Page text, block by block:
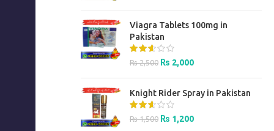
₨ 2,500.₨ 2,000.
Viagra Tablets 100mg in
Pakistan
₨2,500 Original
₨ 2,500.
₨ 2,000Current
₨ 2,000.
Knight Rider Spray in Pakistan
₨1,500 Original
₨ 1,200Current